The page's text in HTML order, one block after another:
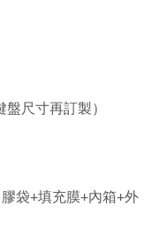
尺寸再訂製）
袋+填充膜+內箱+外